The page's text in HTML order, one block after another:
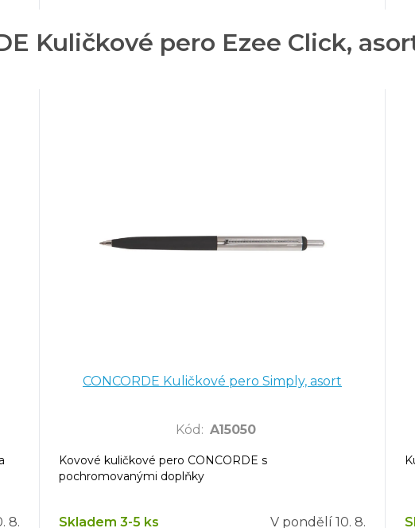
Kuličkové pero Ezee Click,
8.
CONCORDE Kuličkové pero Simply, asort
Kód : A15050
Kovové kuličkové pero CONCORDE s
pochromovanými doplňky
Skladem 3-5 ks V pondělí 10. 8.